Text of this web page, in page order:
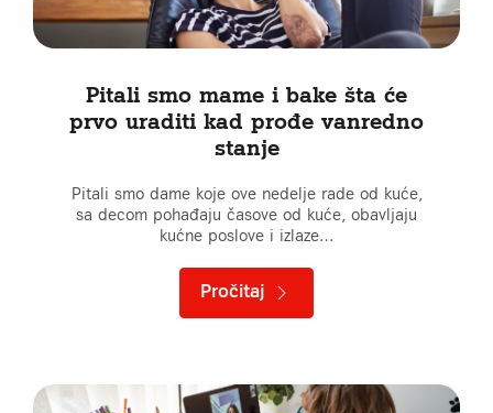
Pitali smo mame i bake šta će
prvo uraditi kad prođe vanredno
stanje
Pitali smo dame koje ove nedelje rade od kuće,
sa decom pohađaju časove od kuće, obavljaju
kućne poslove i izlaze…
Pročitaj